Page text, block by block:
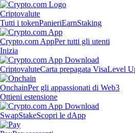
Criptovalute
Tutti i tokenPanieriEarnStaking
Crypto.com AppPer tutti gli utenti
Inizia
CriptovaluteCarta prepagata VisaLevel
OnchainPer gli appassionati di Web3
Ottieni estensione
SwapStakeScopri le dApp